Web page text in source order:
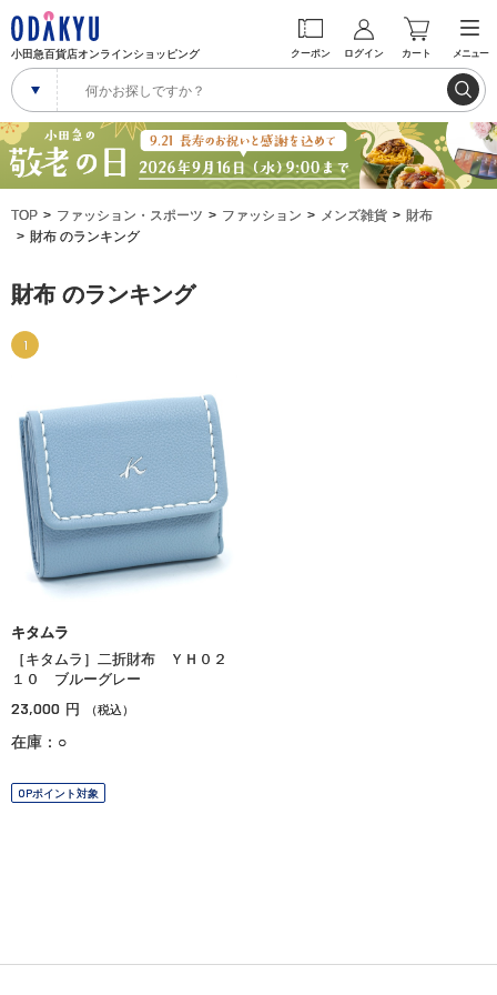
小田急百貨店オンラインショッピング クーポン ログイン カート メニュー
TOP ファッション・スポーツ ファッション メンズ雑貨
財布
財布 のランキング
財布 のランキング
1
キタムラ
［キタムラ］二折財布 ＹＨ０２
１０ ブルーグレー
23,000 円 （税込）
在庫：○
OPポイント対象